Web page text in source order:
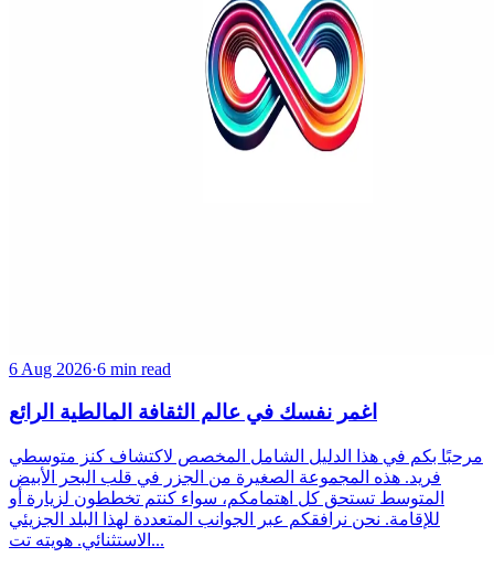
6 Aug 2026·6 min read
اغمر نفسك في عالم الثقافة المالطية الرائع
مرحبًا بكم في هذا الدليل الشامل المخصص لاكتشاف كنز متوسطي
فريد. هذه المجموعة الصغيرة من الجزر في قلب البحر الأبيض
المتوسط تستحق كل اهتمامكم، سواء كنتم تخططون لزيارة أو
للإقامة. نحن نرافقكم عبر الجوانب المتعددة لهذا البلد الجزيئي
الاستثنائي. هويته تت...